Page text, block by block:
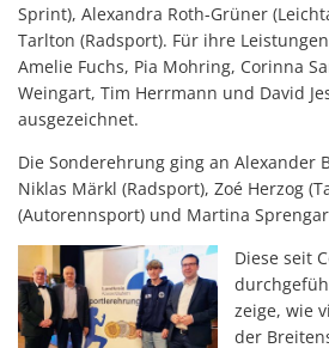
Sprint), Alexandra Roth-Grüner
Tarlton (Radsport). Für ihre
Amelie Fuchs, Pia Mohring, Corinna
Weingart, Tim Herrmann und David
ausgezeichnet.
Die Sonderehrung ging an Alexander
Niklas Märkl (Radsport), Zoé Herzog
(Autorennsport) und Martina
Diese seit
zeige, wie
der